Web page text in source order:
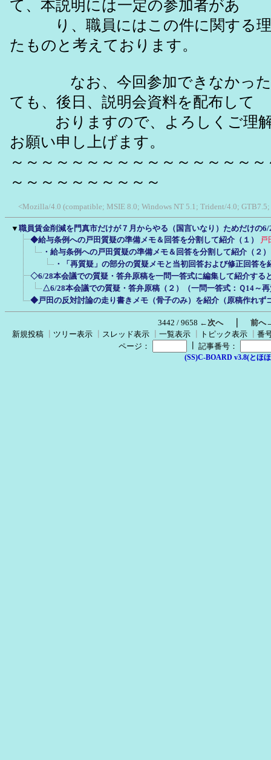
て、本説明には一定の参加者があ
り、職員にはこの件に関する理
たものと考えております。
なお、今回参加できなかった
ても、後日、説明会資料を配布して
おりますので、よろしくご理解
お願い申し上げます。
～～～～～～～～～～～～～～～～
～～～～～～～～～～
<Mozilla/4.0 (compatible; MSIE 8.0; Windows NT 5.1; Trident/4.0;
▼ 職員賃金削減を門真市だけが７月からやる（国言いなり）ためだけの
◆給与条例への戸田質疑の準備メモ＆回答を分割して紹介（１）
戸
・給与条例への戸田質疑の準備メモ＆回答を分割して紹介（２）
・「再質疑」の部分の質疑メモと当初回答および修正回答を
◇6/28本会議での質疑・答弁原稿を一問一答式に編集して紹介する
△6/28本会議での質疑・答弁原稿（２）（一問一答式：Ｑ14～
◆戸田の反対討論の走り書きメモ（骨子のみ）を紹介（原稿作れず
3442 / 9658 ←次へ｜ 前へ
新規投稿
ツリー表示 スレッド表示 一覧表示 トピック表示
番
ページ：
記事番号：
(SS)C-BOARD v3.8(とほ